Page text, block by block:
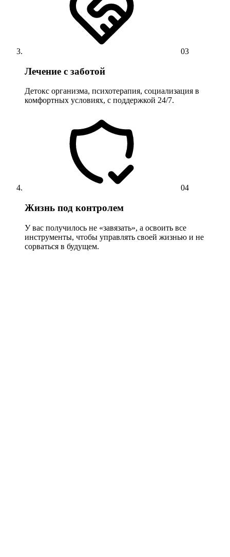
03
Лечение с заботой
Детокс организма, психотерапия, социализация в
комфортных условиях, с поддержкой 24/7.
04
Жизнь под контролем
У вас получилось не «завязать», а освоить все
инструменты, чтобы управлять своей жизнью и не
сорваться в будущем.